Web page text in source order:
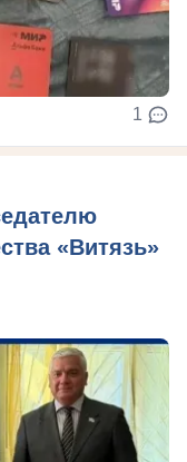
1
«Витязь»